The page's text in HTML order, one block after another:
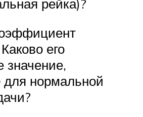
рейка)?
его
значение,
нормальной